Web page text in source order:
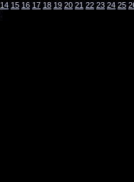
14 15 16 17 18 19 20 21 22 23 24 25